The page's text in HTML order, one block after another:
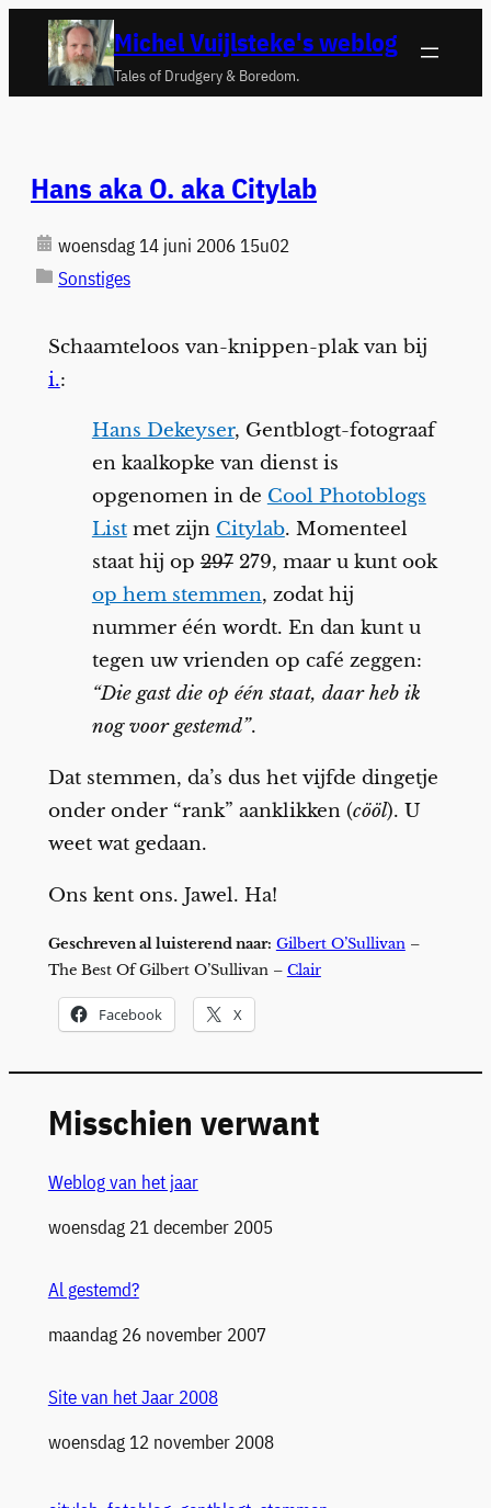
naar
Michel Vuijlsteke's weblog
Tales of Drudgery & Boredom.
Hans aka O. aka Citylab
woensdag 14 juni 2006 15u02
Sonstiges
Schaamteloos van-knippen-plak van bij
i.:
Hans Dekeyser, Gentblogt-fotograaf
en kaalkopke van dienst is
opgenomen in de Cool Photoblogs
Listmet zijn Citylab. Momenteel
staat hij op297279, maar u kunt ook
op hem stemmen, zodat hij
nummer één wordt. En dan kunt u
tegen uw vrienden op café zeggen:
“Die gast die op één staat, daar heb ik
nog voor gestemd”.
Dat stemmen, da’s dus het vijfde dingetje
onder onder “rank” aanklikken (cööl). U
weet wat gedaan.
Ons kent ons. Jawel. Ha!
Geschreven al luisterend naar: Gilbert O’Sullivan–
The Best Of Gilbert O’Sullivan – Clair
Facebook X
Misschien verwant
Weblog van het jaar
Datum
woensdag 21 december 2005
Al gestemd?
Datum
maandag 26 november 2007
Site van het Jaar 2008
Datum
woensdag 12 november 2008